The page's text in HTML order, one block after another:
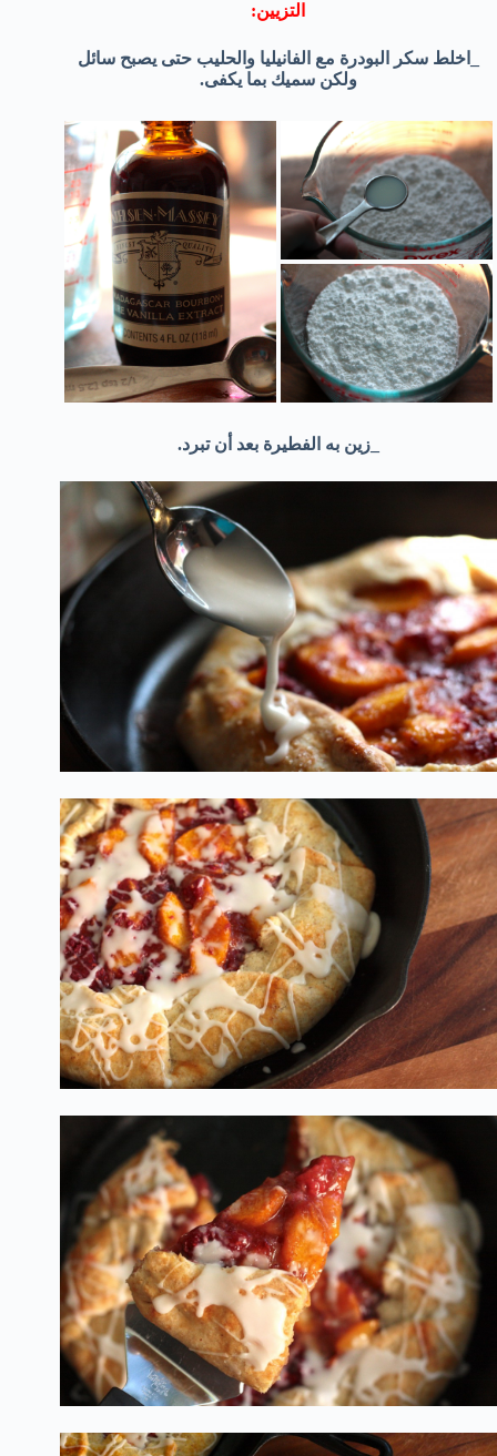
التزيين:
_اخلط سكر البودرة مع الفانيليا والحليب حتى يصبح سائل
ولكن سميك بما يكفى.
_زين به الفطيرة بعد أن تبرد.